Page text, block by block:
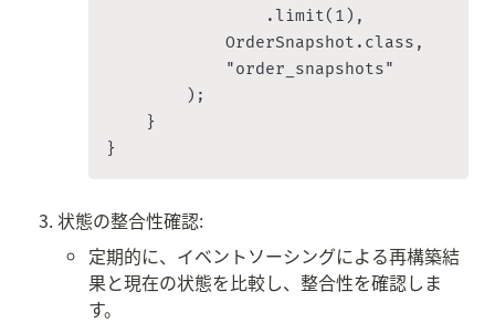
                .limit(1),
            OrderSnapshot.class,
            "order_snapshots"
        );
    }
状態の整合性確認:
定期的に、イベントソーシングによる再構築結
果と現在の状態を比較し、整合性を確認しま
す。